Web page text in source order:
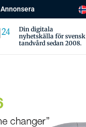
Annonsera
Din digitala
nyhetskälla för svensk
tandvård sedan 2008.